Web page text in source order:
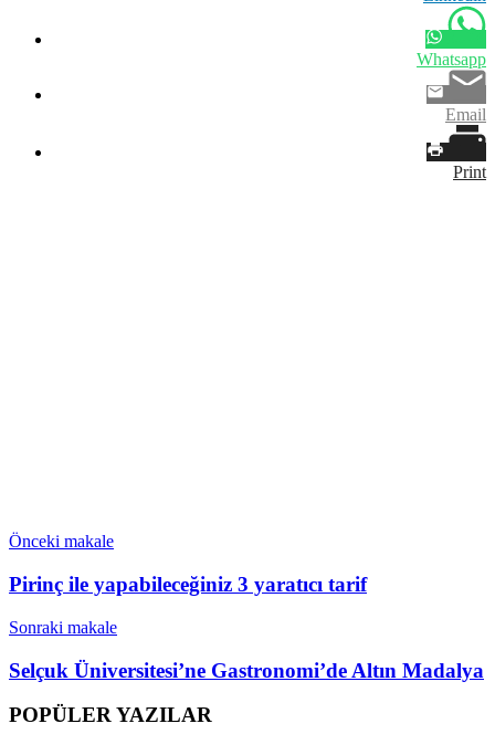
Whatsapp
Email
Print
Önceki makale
Pirinç ile yapabileceğiniz 3 yaratıcı tarif
Sonraki makale
Selçuk Üniversitesi’ne Gastronomi’de Altın Madalya
POPÜLER YAZILAR